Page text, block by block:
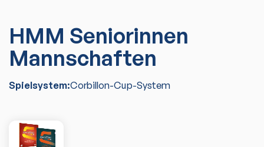
HMM Seniorinnen
Mannschaften
Spielsystem:Corbillon-Cup-System